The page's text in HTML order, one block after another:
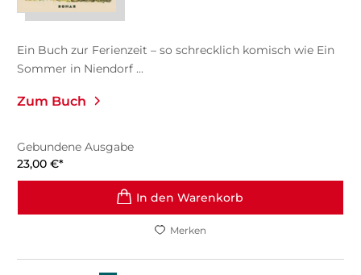
Ein Buch zur Ferienzeit – so schrecklich komisch wie Ein
Sommer in Niendorf ...
Zum Buch
Gebundene Ausgabe
23,00 €*
In den Warenkorb
Merken